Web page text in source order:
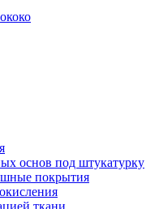
основ под штукатурку
покрытия
ткани